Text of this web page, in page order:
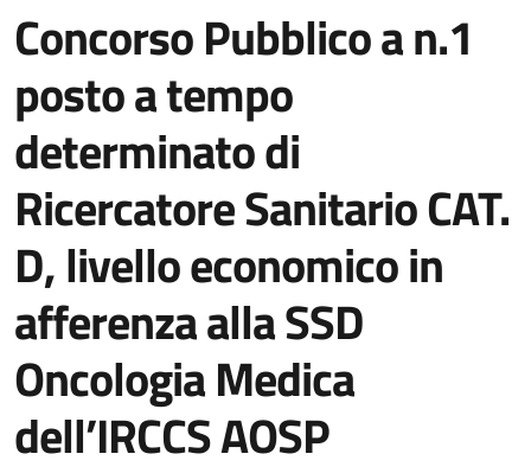
Concorso Pubblico a n.1
posto a tempo
determinato di
Ricercatore Sanitario CAT.
D, livello economico in
afferenza alla SSD
Oncologia Medica
dell’IRCCS AOSP